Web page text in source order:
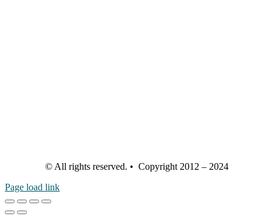
© All rights reserved. • Copyright 2012 – 2024
Page load link